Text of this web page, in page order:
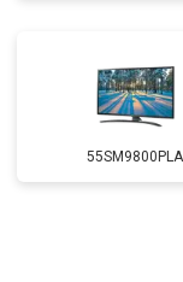
55SM9800PLA